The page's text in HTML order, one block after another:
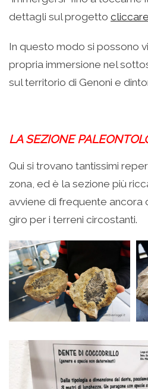
dettagli sul progetto
In questo modo si possono
propria immersione nel
sul territorio di Genoni e
LA SEZIONE
Qui si trovano tantissimi
zona, ed è la sezione più
avviene di frequente ancora
giro per i terreni circostanti.